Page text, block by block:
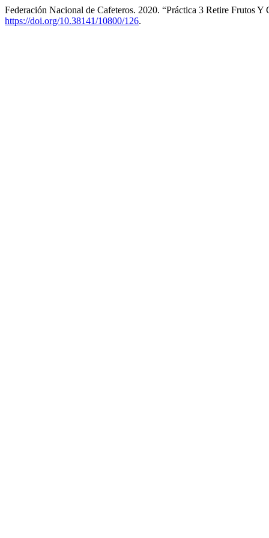
Federación Nacional de Cafeteros. 2020. “Práctica 3 Retire Frutos
https://doi.org/10.38141/10800/126.